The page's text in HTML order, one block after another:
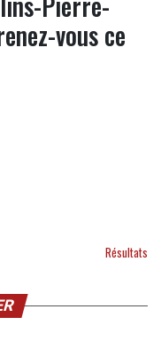
vous ce
Résultats